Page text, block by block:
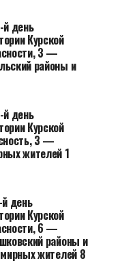
день
Курской
3 —
районы и
день
Курской
3 —
жителей 1
день
Курской
6 —
районы и
жителей 8